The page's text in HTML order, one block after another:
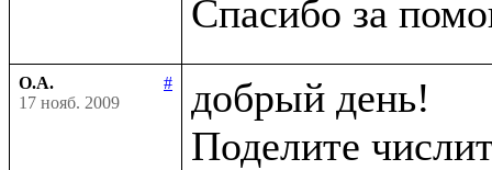
О.А.
#
17 нояб. 2009
добрый день!
Поделите